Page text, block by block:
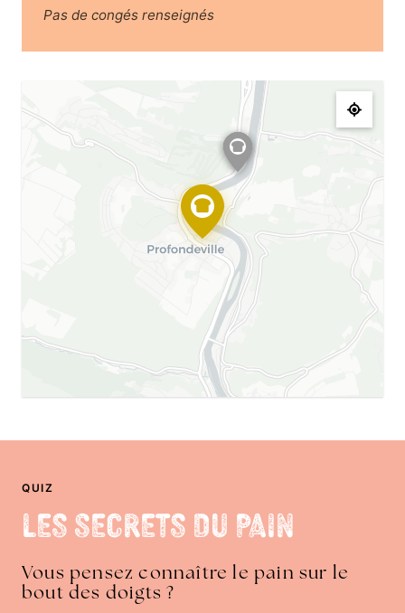
Pas de congés renseignés
QUIZ
Les Secrets du Pain
Vous pensez connaître le pain sur le
bout des doigts ?